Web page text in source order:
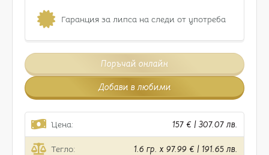
Гаранция за липса на следи от употреба
Поръчай онлайн
Добави в любими
Цена: 157 € | 307.07 лв.
Тегло: 1.6 гр. x 97.99 € | 191.65 лв.